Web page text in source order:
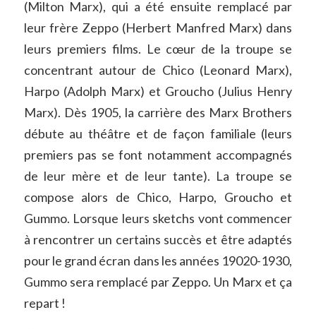
(Milton Marx), qui a été ensuite remplacé par
leur frère Zeppo (Herbert Manfred Marx) dans
leurs premiers films. Le cœur de la troupe se
concentrant autour de Chico (Leonard Marx),
Harpo (Adolph Marx) et Groucho (Julius Henry
Marx). Dès 1905, la carrière des Marx Brothers
débute au théâtre et de façon familiale (leurs
premiers pas se font notamment accompagnés
de leur mère et de leur tante). La troupe se
compose alors de Chico, Harpo, Groucho et
Gummo. Lorsque leurs sketchs vont commencer
à rencontrer un certains succès et être adaptés
pour le grand écran dans les années 19020-1930,
Gummo sera remplacé par Zeppo. Un Marx et ça
repart !